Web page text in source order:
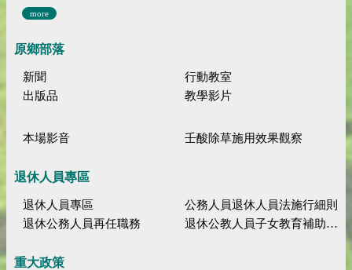
more
原鄉部落
新聞
行動教室
出版品
教學影片
本場影音 壬酸除草施用效果觀察
退休人員專區
退休人員專區
公務人員退休人員法施行細則
退休公務人員再任職務
退休公教人員子女教育補助規定
重大政策